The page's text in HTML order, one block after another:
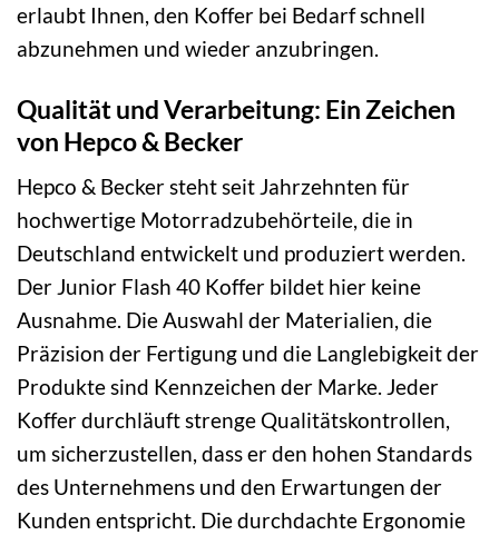
erlaubt Ihnen, den Koffer bei Bedarf schnell
abzunehmen und wieder anzubringen.
Qualität und Verarbeitung: Ein Zeichen
von Hepco & Becker
Hepco & Becker steht seit Jahrzehnten für
hochwertige Motorradzubehörteile, die in
Deutschland entwickelt und produziert werden.
Der Junior Flash 40 Koffer bildet hier keine
Ausnahme. Die Auswahl der Materialien, die
Präzision der Fertigung und die Langlebigkeit der
Produkte sind Kennzeichen der Marke. Jeder
Koffer durchläuft strenge Qualitätskontrollen,
um sicherzustellen, dass er den hohen Standards
des Unternehmens und den Erwartungen der
Kunden entspricht. Die durchdachte Ergonomie